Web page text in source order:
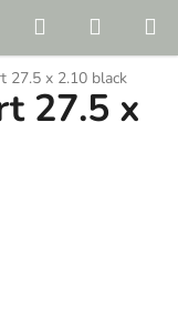
Search
CART
27.5 x 2.10 black
27.5 x